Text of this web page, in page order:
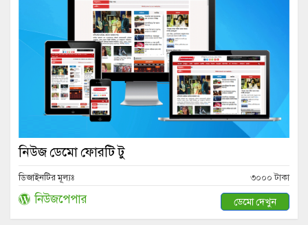
নিউজ ডেমো ফোরটি টু
ডিজাইনটির মূল্যঃ ৩০০০ টাকা
নিউজপেপার ডেমো দেখুন